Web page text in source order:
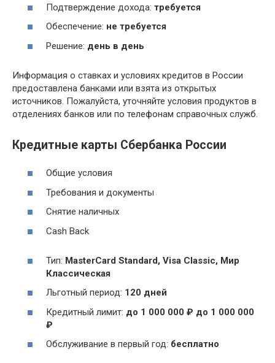
Подтверждение дохода: требуется
Обеспечение: не требуется
Решение: день в день
Информация о ставках и условиях кредитов в России
предоставлена банками или взята из открытых
источников. Пожалуйста, уточняйте условия продуктов в
отделениях банков или по телефонам справочных служб.
Кредитные карты Сбербанка России
Общие условия
Требования и документы
Снятие наличных
Cash Back
Тип: MasterСard Standard, Visa Classic, Мир
Классическая
Льготный период: 120 дней
Кредитный лимит: до 1 000 000 ₽ до 1 000 000
₽
Обслуживание в первый год: бесплатно